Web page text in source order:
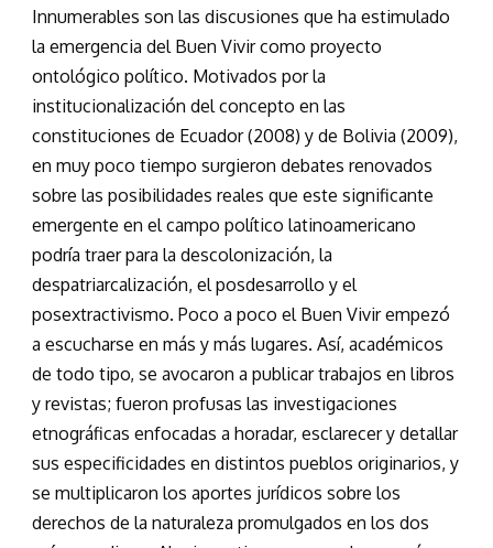
Innumerables son las discusiones que ha estimulado
la emergencia del Buen Vivir como proyecto
ontológico político. Motivados por la
institucionalización del concepto en las
constituciones de Ecuador (2008) y de Bolivia (2009),
en muy poco tiempo surgieron debates renovados
sobre las posibilidades reales que este significante
emergente en el campo político latinoamericano
podría traer para la descolonización, la
despatriarcalización, el posdesarrollo y el
posextractivismo. Poco a poco el Buen Vivir empezó
a escucharse en más y más lugares. Así, académicos
de todo tipo, se avocaron a publicar trabajos en libros
y revistas; fueron profusas las investigaciones
etnográficas enfocadas a horadar, esclarecer y detallar
sus especificidades en distintos pueblos originarios, y
se multiplicaron los aportes jurídicos sobre los
derechos de la naturaleza promulgados en los dos